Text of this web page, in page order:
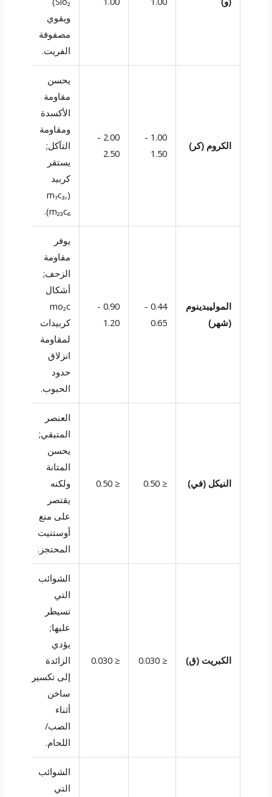
ويقوي
مصفوفة
الفريت.
الكروم (كر)
1.00 -
1.50
2.00 -
2.50
يحسن
مقاومة
الأكسدة
ومقاومة
التآكل;
يستقر
كربيد
(m₇c₃,
m₂₃c₆).
الموليبدينوم
(شهر)
0.44 -
0.65
0.90 -
1.20
يوفر
مقاومة
الزحف;
أشكال
mo₂c
كربيدات
لمقاومة
انزلاق
حدود
الحبوب.
النيكل (في) ≤ 0.50
≤ 0.50
العنصر
المتبقي;
يحسن
المتانة
ولكنه
يقتصر
على منع
أوستنيت
المحتجز.
الكبريت (ق) ≤ 0.030
≤ 0.030
الشوائب
التي
تسيطر
عليها;
يؤدي
الزائدة
إلى تكسير
ساخن
أثناء
الصب/
اللحام.
الشوائب
التي